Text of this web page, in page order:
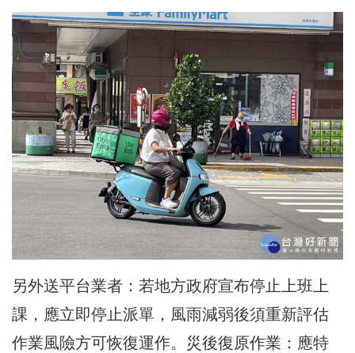
另外送平台業者：若地方政府宣布停止上班上
課，應立即停止派單，風雨減弱後須重新評估
作業風險方可恢復運作。災後復原作業：應特